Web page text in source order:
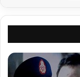
کپی آدرس